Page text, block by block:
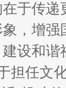
于传
，增
设和
担任文